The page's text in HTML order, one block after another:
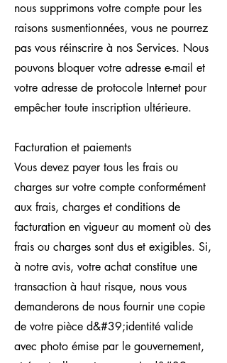
nous supprimons votre compte pour les
raisons susmentionnées, vous ne pourrez
pas vous réinscrire à nos Services. Nous
pouvons bloquer votre adresse e-mail et
votre adresse de protocole Internet pour
empêcher toute inscription ultérieure.
Facturation et paiements
Vous devez payer tous les frais ou
charges sur votre compte conformément
aux frais, charges et conditions de
facturation en vigueur au moment où des
frais ou charges sont dus et exigibles. Si,
à notre avis, votre achat constitue une
transaction à haut risque, nous vous
demanderons de nous fournir une copie
de votre pièce d&#39;identité valide
avec photo émise par le gouvernement,